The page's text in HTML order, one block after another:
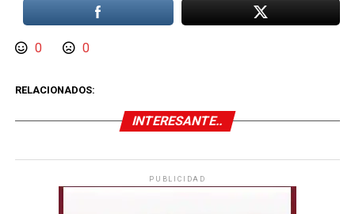
0 0
RELACIONADOS:
INTERESANTE..
PUBLICIDAD